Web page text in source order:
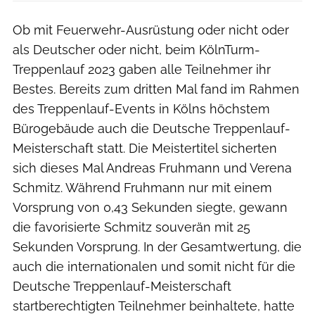
Ob mit Feuerwehr-Ausrüstung oder nicht oder
als Deutscher oder nicht, beim KölnTurm-
Treppenlauf 2023 gaben alle Teilnehmer ihr
Bestes. Bereits zum dritten Mal fand im Rahmen
des Treppenlauf-Events in Kölns höchstem
Bürogebäude auch die Deutsche Treppenlauf-
Meisterschaft statt. Die Meistertitel sicherten
sich dieses Mal Andreas Fruhmann und Verena
Schmitz. Während Fruhmann nur mit einem
Vorsprung von 0,43 Sekunden siegte, gewann
die favorisierte Schmitz souverän mit 25
Sekunden Vorsprung. In der Gesamtwertung, die
auch die internationalen und somit nicht für die
Deutsche Treppenlauf-Meisterschaft
startberechtigten Teilnehmer beinhaltete, hatte